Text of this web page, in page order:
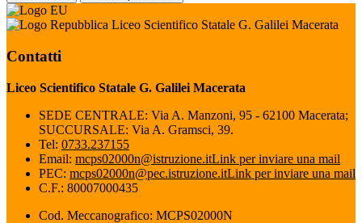
Liceo Scientifico Statale G. Galilei Macerata
Contatti
Liceo Scientifico Statale G. Galilei Macerata
SEDE CENTRALE: Via A. Manzoni, 95 - 62100 Macerata;
SUCCURSALE: Via A. Gramsci, 39.
Tel: 0733.237155
Email: mcps02000n@istruzione.itLink per inviare una mail
PEC: mcps02000n@pec.istruzione.itLink per inviare una mail
C.F.: 80007000435
Cod. Meccanografico: MCPS02000N